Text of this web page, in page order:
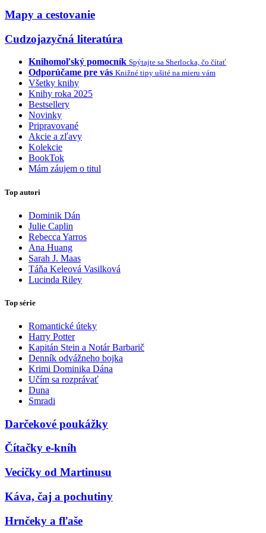
Mapy a cestovanie
Cudzojazyčná literatúra
Knihomoľský pomocník Spýtajte sa Sherlocka, čo čítať
Odporúčame pre vás Knižné tipy ušité na mieru vám
Všetky knihy
Knihy roka 2025
Bestsellery
Novinky
Pripravované
Akcie a zľavy
Kolekcie
BookTok
Mám záujem o titul
Top autori
Dominik Dán
Julie Caplin
Rebecca Yarros
Ana Huang
Sarah J. Maas
Táňa Keleová Vasilková
Lucinda Riley
Top série
Romantické úteky
Harry Potter
Kapitán Stein a Notár Barbarič
Denník odvážneho bojka
Krimi Dominika Dána
Učím sa rozprávať
Duna
Smradi
Darčekové poukážky
Čítačky e-kníh
Vecičky od Martinusu
Káva, čaj a pochutiny
Hrnčeky a fľaše